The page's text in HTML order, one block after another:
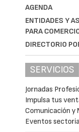
AGENDA
ENTIDADES Y
PARA
DIRECTORIO
SERVICIOS
Jornadas
Impulsa tus
Comunicación y
Eventos